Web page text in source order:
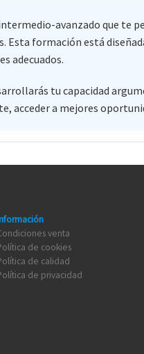
intermedio-avanzado que
Esta formación está
adecuados.
tu capacidad
acceder a mejores
venta
de cookies
de calidad
de privacidad